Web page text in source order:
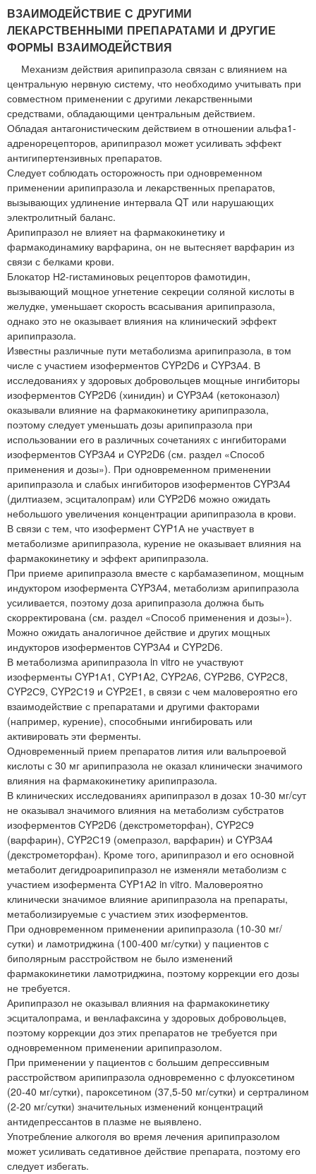
ВЗАИМОДЕЙСТВИЕ С ДРУГИМИ
ЛЕКАРСТВЕННЫМИ ПРЕПАРАТАМИ И ДРУГИЕ
ФОРМЫ ВЗАИМОДЕЙСТВИЯ
Механизм действия арипипразола связан с влиянием на
центральную нервную систему, что необходимо учитывать при
совместном применении с другими лекарственными
средствами, обладающими центральным действием.
Обладая антагонистическим действием в отношении альфа1-
адренорецепторов, арипипразол может усиливать эффект
антигипертензивных препаратов.
Следует соблюдать осторожность при одновременном
применении арипипразола и лекарственных препаратов,
вызывающих удлинение интервала QT или нарушающих
электролитный баланс.
Арипипразол не влияет на фармакокинетику и
фармакодинамику варфарина, он не вытесняет варфарин из
связи с белками крови.
Блокатор Н2-гистаминовых рецепторов фамотидин,
вызывающий мощное угнетение секреции соляной кислоты в
желудке, уменьшает скорость всасывания арипипразола,
однако это не оказывает влияния на клинический эффект
арипипразола.
Известны различные пути метаболизма арипипразола, в том
числе с участием изоферментов CYP2D6 и CYP3А4. В
исследованиях у здоровых добровольцев мощные ингибиторы
изоферментов CYP2D6 (хинидин) и CYP3А4 (кетоконазол)
оказывали влияние на фармакокинетику арипипразола,
поэтому следует уменьшать дозы арипипразола при
использовании его в различных сочетаниях с ингибиторами
изоферментов CYP3А4 и CYP2D6 (см. раздел «Способ
применения и дозы»). При одновременном применении
арипипразола и слабых ингибиторов изоферментов CYP3А4
(дилтиазем, эсциталопрам) или CYP2D6 можно ожидать
небольшого увеличения концентрации арипипразола в крови.
В связи с тем, что изофермент CYP1А не участвует в
метаболизме арипипразола, курение не оказывает влияния на
фармакокинетику и эффект арипипразола.
При приеме арипипразола вместе с карбамазепином, мощным
индуктором изофермента CYP3А4, метаболизм арипипразола
усиливается, поэтому доза арипипразола должна быть
скорректирована (см. раздел «Способ применения и дозы»).
Можно ожидать аналогичное действие и других мощных
индукторов изоферментов CYP3А4 и CYP2D6.
В метаболизма арипипразола in vitro не участвуют
изоферменты CYP1А1, CYP1A2, CYP2А6, CYP2В6, CYP2С8,
CYP2С9, CYP2С19 и CYP2Е1, в связи с чем маловероятно его
взаимодействие с препаратами и другими факторами
(например, курение), способными ингибировать или
активировать эти ферменты.
Одновременный прием препаратов лития или вальпроевой
кислоты с 30 мг арипипразола не оказал клинически значимого
влияния на фармакокинетику арипипразола.
В клинических исследованиях арипипразол в дозах 10-30 мг/сут
не оказывал значимого влияния на метаболизм субстратов
изоферментов CYP2D6 (декстрометорфан), CYP2С9
(варфарин), CYP2С19 (омепразол, варфарин) и CYP3А4
(декстрометорфан). Кроме того, арипипразол и его основной
метаболит дегидроарипипразол не изменяли метаболизм с
участием изофермента CYP1А2 in vitro. Маловероятно
клинически значимое влияние арипипразола на препараты,
метаболизируемые с участием этих изоферментов.
При одновременном применении арипипразола (10-30 мг/
сутки) и ламотриджина (100-400 мг/сутки) у пациентов с
биполярным расстройством не было изменений
фармакокинетики ламотриджина, поэтому коррекции его дозы
не требуется.
Арипипразол не оказывал влияния на фармакокинетику
эсциталопрама, и венлафаксина у здоровых добровольцев,
поэтому коррекции доз этих препаратов не требуется при
одновременном применении арипипразолом.
При применении у пациентов с большим депрессивным
расстройством арипипразола одновременно с флуоксетином
(20-40 мг/сутки), пароксетином (37,5-50 мг/сутки) и сертралином
(2-20 мг/сутки) значительных изменений концентраций
антидепрессантов в плазме не выявлено.
Употребление алкоголя во время лечения арипипразолом
может усиливать седативное действие препарата, поэтому его
следует избегать.